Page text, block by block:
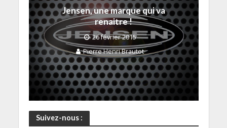
Jensen, une marque qui va
renaitre !
26 février 2015
Pierre Henri Brautot
Suivez-nous :